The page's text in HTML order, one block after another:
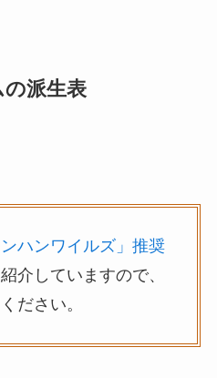
派生表
ンハンワイルズ」推奨
介していますので、
ださい。